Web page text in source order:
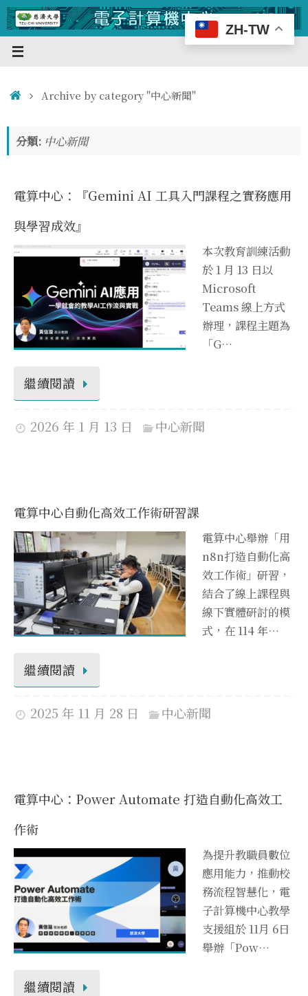
Skip
to
content
Home
Archive by category "中心新聞"
分類: 中心新聞
電算中心：『Gemini AI 工具入門課程之實務應用
與學習成效』
本次教育訓練活動
於 1 月 13 日以
Microsoft
Teams 線上方式
辦理，課程主題為
「G…
繼續閱讀
2026 年 1 月 13 日 中心新聞
電算中心自動化高效工作術研習課
電算中心舉辦「用
n8n打造自動化高
效工作術」研習，
結合了線上課程與
線下實體研討的模
式，在 114 年…
繼續閱讀
2025 年 11 月 28 日 中心新聞
電算中心：Power Automate 打造自動化高效工
作術
為提升教職員數位
應用能力，推動校
務流程智慧化，電
子計算機中心教學
支援組於 11月 6日
舉辦「Pow…
繼續閱讀
ZH-TW